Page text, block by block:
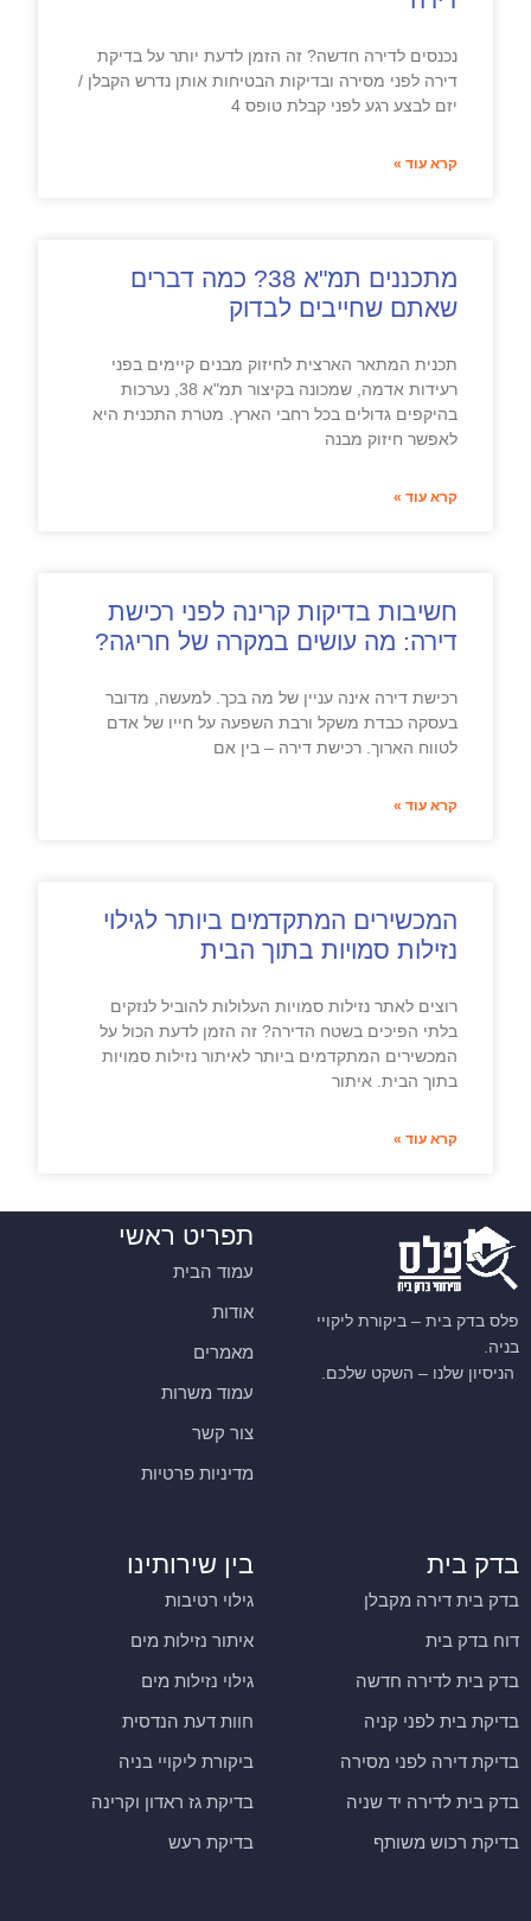
נכנסים לדירה חדשה? זה הזמן לדעת יותר על בדיקת
דירה לפני מסירה ובדיקות הבטיחות אותן נדרש הקבלן /
יזם לבצע רגע לפני קבלת טופס 4
קרא עוד »
מתכננים תמ"א 38? כמה דברים
שאתם שחייבים לבדוק
תכנית המתאר הארצית לחיזוק מבנים קיימים בפני
רעידות אדמה, שמכונה בקיצור תמ"א 38, נערכות
בהיקפים גדולים בכל רחבי הארץ. מטרת התכנית היא
לאפשר חיזוק מבנה
קרא עוד »
חשיבות בדיקות קרינה לפני רכישת
דירה: מה עושים במקרה של חריגה?
רכישת דירה אינה עניין של מה בכך. למעשה, מדובר
בעסקה כבדת משקל ורבת השפעה על חייו של אדם
לטווח הארוך. רכישת דירה – בין אם
קרא עוד »
המכשירים המתקדמים ביותר לגילוי
נזילות סמויות בתוך הבית
רוצים לאתר נזילות סמויות העלולות להוביל לנזקים
בלתי הפיכים בשטח הדירה? זה הזמן לדעת הכול על
המכשירים המתקדמים ביותר לאיתור נזילות סמויות
בתוך הבית. איתור
קרא עוד »
פלס בדק בית – ביקורת ליקויי
בניה.
הניסיון שלנו – השקט שלכם.
תפריט ראשי
עמוד הבית
אודות
מאמרים
עמוד משרות
צור קשר
מדיניות פרטיות
בדק בית
בדק בית דירה מקבלן
דוח בדק בית
בדק בית לדירה חדשה
בדיקת בית לפני קניה
בדיקת דירה לפני מסירה
בדק בית לדירה יד שניה
בדיקת רכוש משותף
בין שירותינו
גילוי רטיבות
איתור נזילות מים
גילוי נזילות מים
חוות דעת הנדסית
ביקורת ליקויי בניה
בדיקת גז ראדון וקרינה
בדיקת רעש